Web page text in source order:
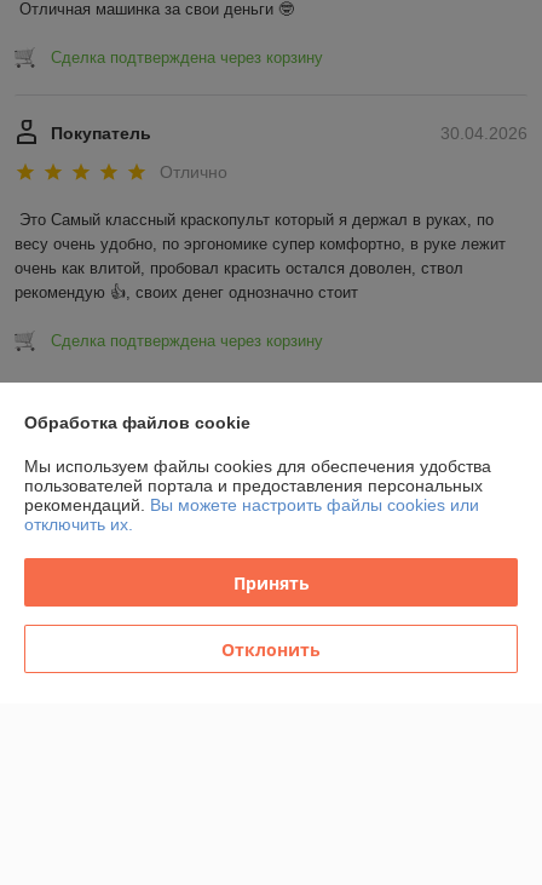
Отличная машинка за свои деньги 🤓
Сделка подтверждена через корзину
30.04.2026
Покупатель
Отлично
Это Самый классный краскопульт который я держал в руках, по
весу очень удобно, по эргономике супер комфортно, в руке лежит
очень как влитой, пробовал красить остался доволен, ствол
рекомендую 👍, своих денег однозначно стоит
Сделка подтверждена через корзину
О нас
Обработка файлов cookie
Мы используем файлы cookies для обеспечения удобства
пользователей портала и предоставления персональных
рекомендаций. Вы можете настроить файлы cookies или
отключить их.
Принять
Отклонить